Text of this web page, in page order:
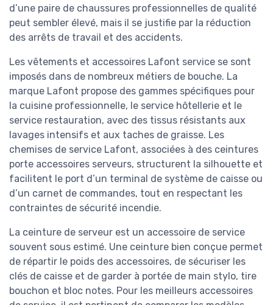
d’une paire de chaussures professionnelles de qualité
peut sembler élevé, mais il se justifie par la réduction
des arrêts de travail et des accidents.
Les vêtements et accessoires Lafont service se sont
imposés dans de nombreux métiers de bouche. La
marque Lafont propose des gammes spécifiques pour
la cuisine professionnelle, le service hôtellerie et le
service restauration, avec des tissus résistants aux
lavages intensifs et aux taches de graisse. Les
chemises de service Lafont, associées à des ceintures
porte accessoires serveurs, structurent la silhouette et
facilitent le port d’un terminal de système de caisse ou
d’un carnet de commandes, tout en respectant les
contraintes de sécurité incendie.
La ceinture de serveur est un accessoire de service
souvent sous estimé. Une ceinture bien conçue permet
de répartir le poids des accessoires, de sécuriser les
clés de caisse et de garder à portée de main stylo, tire
bouchon et bloc notes. Pour les meilleurs accessoires